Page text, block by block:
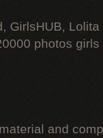
GirlsHUB, Lolita
photos
and